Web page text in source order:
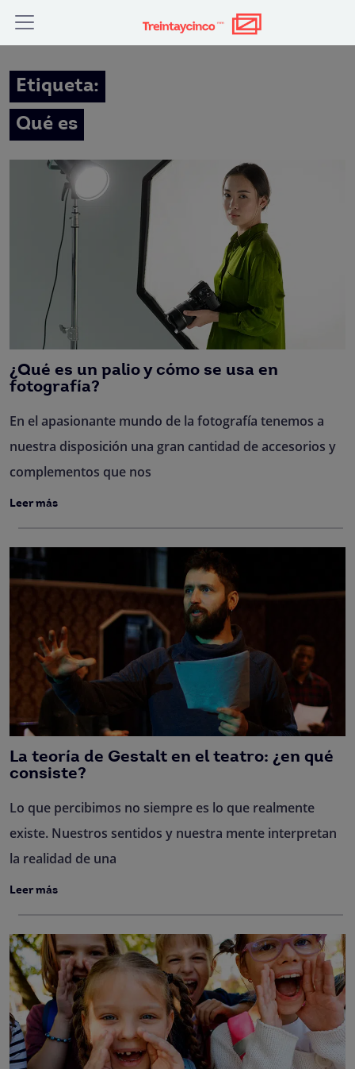
Etiqueta:
Qué es
¿Qué es un palio y cómo se usa en
fotografía?
En el apasionante mundo de la fotografía tenemos a
nuestra disposición una gran cantidad de accesorios y
complementos que nos
Leer más
La teoría de Gestalt en el teatro: ¿en qué
consiste?
Lo que percibimos no siempre es lo que realmente
existe. Nuestros sentidos y nuestra mente interpretan
la realidad de una
Leer más